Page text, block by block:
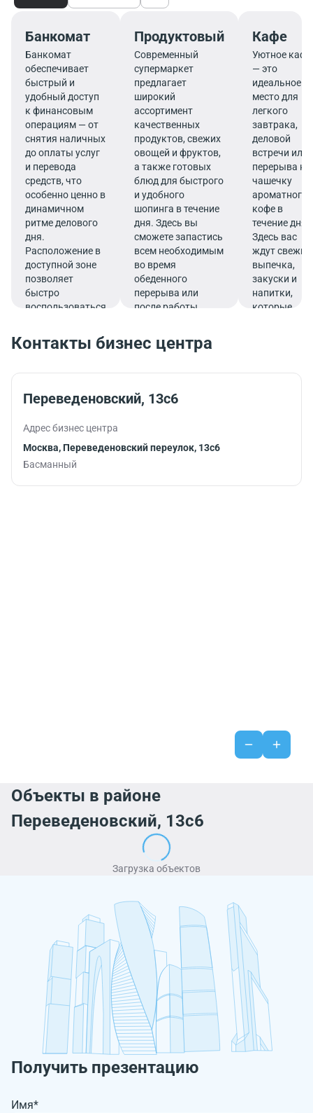
Банкомат
Банкомат
обеспечивает
быстрый и
удобный доступ
к финансовым
операциям — от
снятия наличных
до оплаты услуг
и перевода
средств, что
особенно ценно в
динамичном
ритме делового
дня.
Расположение в
доступной зоне
позволяет
быстро
воспользоваться
Продуктовый
Современный
супермаркет
предлагает
широкий
ассортимент
качественных
продуктов, свежих
овощей и фруктов,
а также готовых
блюд для быстрого
и удобного
шопинга в течение
дня. Здесь вы
сможете запастись
всем необходимым
во время
обеденного
перерыва или
после работы.
Кафе
Уютное кафе
— это
идеальное
место для
легкого
завтрака,
деловой
встречи или
перерыва на
чашечку
ароматного
кофе в
течение дня.
Здесь вас
ждут свежие
выпечка,
закуски и
напитки,
которые
продуктивно
Контакты бизнес центра
Переведеновский, 13с6
Адрес бизнес центра
Москва, Переведеновский переулок, 13с6
Басманный
Объекты в районе
Переведеновский, 13с6
Загрузка объектов
Получить презентацию
Имя*